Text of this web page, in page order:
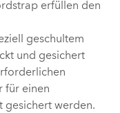
erfüllen den
geschultem
und gesichert
für einen
gesichert werden.